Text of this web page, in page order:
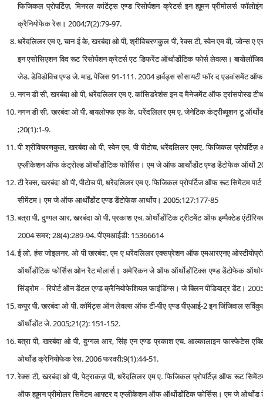
फिजिकल प्रोपर्टिज़, मिनरल कांटेंट्स एण्‍ड रिसोर्पशन क्रेटर्स इन ह्यूमन प्रीमोलर्स
क्रैनियोफेक रेस। 2004;7(2):79-97.
धरेंदलिलर एम ए, चान ई के, खरबंदा ओ पी, श्रीविचरणकुल पी, रेक्स टी, स्वेन एम वी, जोन्स
इन एसोसिएशन विद रूट रिसोर्पशन क्रेटर्स एट डिफरेंट ऑर्थाडोंटिक फोर्स लेवल्‍स।
जेड. डेविडोविच एण्‍ड जे. माह, पेजिस 91-111. 2004 हार्वड्स सोसायटी फॉर द एडवांसमेंट
नगन डी सी, खरबंदा ओ पी, धरेंदलिलर एम ए. कांसिडरेशंस इन द मैनेजमेंट ऑफ ट्रांसपोस्‍ड
नगन डी सी, खरबंदा ओ पी, बायलोफ्फ एफ के, धरेंदलिलर एम ए. जेनेटिक कंट्रीब्‍यूशन टू
;20(1):1-9.
पी श्रीविचरणकुल, खरबंदा ओ पी, स्वेन एम, पी पीटोच, धरेंदलिलर एमए. फिजिकल
एप्‍लीकेशन ऑफ कंट्रोल्‍ड ऑर्थोडोंटिक फोर्सिस। एम जे ऑफ आर्थोडोंट एण्‍ड डेंटोफेक ऑर्थो
टी रेक्स, खरबंदा ओ पी, पीटोच पी, धरेंदलिलर एम ए. फिजिकल प्रोपर्टिज ऑफ रूट सिमेंटम
सीमेंटम। एम जे ऑफ आर्थोंडोंट एण्‍ड डेंटोफेक आर्थोप। 2005;127:177-85
बत्रा पी, दुग्गल आर, खरबंदा ओ पी, प्रकाश एच. ओर्थोडोंटिक ट्रीटमेंट ऑफ इम्‍पैक्‍टेड
2004 समर; 28(4):289-94. पीएमआईडी: 15366614
ई लो, हंस जोइलनर, ओ पी खरबंदा, एम ए धरेंदलिलर एक्‍सप्रेशन ऑफ एमआरएनए
ऑर्थोडोंटिक फोर्सिस ओन रैट मोलार्स। अमेरिकन जे ऑफ ऑर्थोडोंटिक्‍स एण्‍ड डेंटोफेक
सिंड्रोम – रिपोर्ट ऑन डेंटल एण्‍ड क्रैनियोफेशियल फाइंडिंग्‍स। जे क्लिन पीडियाट्र डेंट।
कपूर पी, खरबंदा ओ पी. कॉमेंट्स ऑन लेवल्‍स ऑफ टी-पीए एण्‍ड पीएआई-2 इन जिंजिवाल
ऑर्थोडोंट जे. 2005;21(2): 151-152.
बत्रा पी, खरबंदा ओ पी, दुग्गल आर, सिंह एन एण्‍ड प्रकाश एच. आल्कालाइन फास्‍फेटेस
ओर्थोड क्रेनियोफेक रेस. 2006 फरवरी;9(1):44-51.
रेक्स टी, खरबंदा ओ पी, पेट्राकज़ पी, धरेंदलिलर एम ए. फिजिकल प्रोपर्टिज़ ऑफ रूट सिमेंटम
ऑफ ह्यूमन प्रीमोलर सिमेंटम आफ्टर द एप्‍लीकेशन ऑफ ऑर्थोडोंटिक फोर्सिस। एम जे